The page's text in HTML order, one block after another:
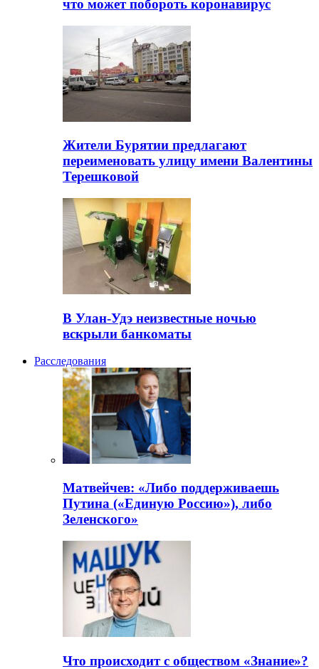
что может побороть коронавирус
Жители Бурятии предлагают
переименовать улицу имени Валентины
Терешковой
В Улан-Удэ неизвестные ночью
вскрыли банкоматы
Расследования
Матвейчев: «Либо поддерживаешь
Путина («Единую Россию»), либо
Зеленского»
Что происходит с обществом «Знание»?